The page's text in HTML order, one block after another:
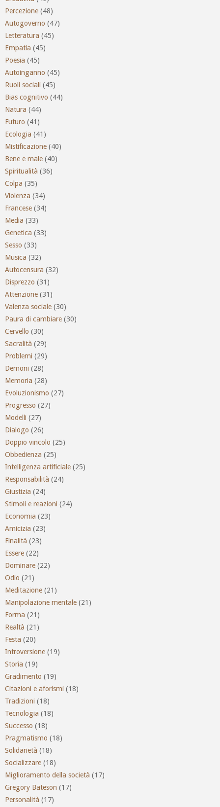
Percezione (48)
Autogoverno (47)
Letteratura (45)
Empatia (45)
Poesia (45)
Autoinganno (45)
Ruoli sociali (45)
Bias cognitivo (44)
Natura (44)
Futuro (41)
Ecologia (41)
Mistificazione (40)
Bene e male (40)
Spiritualità (36)
Colpa (35)
Violenza (34)
Francese (34)
Media (33)
Genetica (33)
Sesso (33)
Musica (32)
Autocensura (32)
Disprezzo (31)
Attenzione (31)
Valenza sociale (30)
Paura di cambiare (30)
Cervello (30)
Sacralità (29)
Problemi (29)
Demoni (28)
Memoria (28)
Evoluzionismo (27)
Progresso (27)
Modelli (27)
Dialogo (26)
Doppio vincolo (25)
Obbedienza (25)
Intelligenza artificiale (25)
Responsabilità (24)
Giustizia (24)
Stimoli e reazioni (24)
Economia (23)
Amicizia (23)
Finalità (23)
Essere (22)
Dominare (22)
Odio (21)
Meditazione (21)
Manipolazione mentale (21)
Forma (21)
Realtà (21)
Festa (20)
Introversione (19)
Storia (19)
Gradimento (19)
Citazioni e aforismi (18)
Tradizioni (18)
Tecnologia (18)
Successo (18)
Pragmatismo (18)
Solidarietà (18)
Socializzare (18)
Miglioramento della società (17)
Gregory Bateson (17)
Personalità (17)